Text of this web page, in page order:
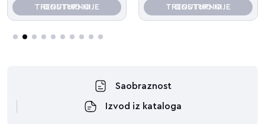
TRENUTNO NIJE DOSTUPNO TRENUTNO NIJE DOSTUPNO
4 5 6 7 8 9 10
Saobraznost
Izvod iz kataloga